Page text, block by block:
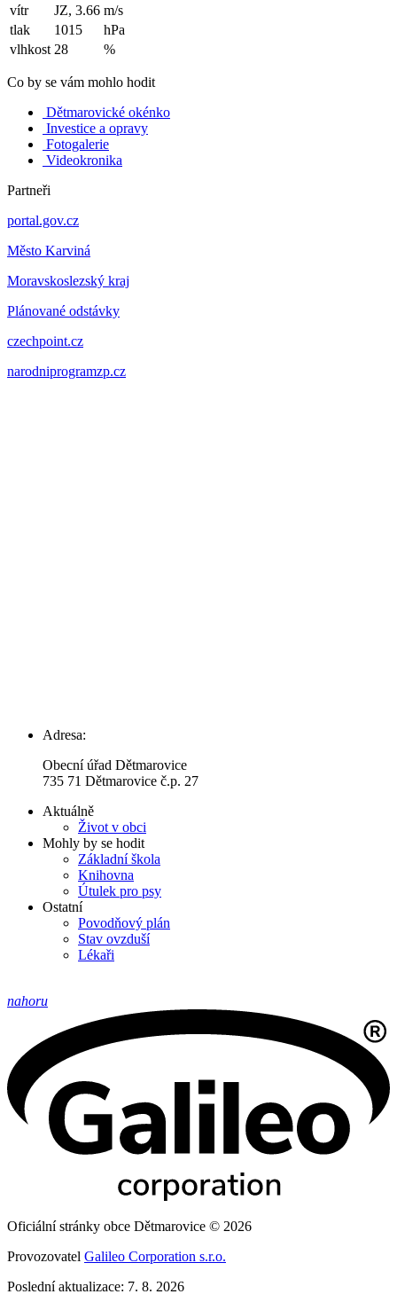
vítr
JZ, 3.66 m/s
tlak
1015
hPa
vlhkost 28 %
Co by se vám mohlo hodit
Dětmarovické okénko
Investice a opravy
Fotogalerie
Videokronika
Partneři
portal.gov.cz
Město Karviná
Moravskoslezský kraj
Plánované odstávky
czechpoint.cz
narodniprogramzp.cz
Adresa:
Obecní úřad Dětmarovice
735 71 Dětmarovice č.p. 27
Aktuálně
Život v obci
Mohly by se hodit
Základní škola
Knihovna
Útulek pro psy
Ostatní
Povodňový plán
Stav ovzduší
Lékaři
nahoru
Oficiální stránky obce Dětmarovice © 2026
Provozovatel Galileo Corporation s.r.o.
Poslední aktualizace: 7. 8. 2026